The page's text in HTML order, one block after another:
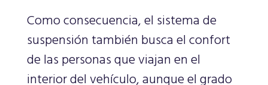
Como consecuencia, el sistema de
suspensión también busca el confort
de las personas que viajan en el
interior del vehículo, aunque el grado